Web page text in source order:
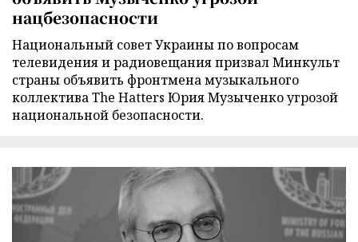
нацбезопасности
Национальный совет Украины по вопросам
телевидения и радиовещания призвал Минкульт
страны объявить фронтмена музыкального
коллектива The Hatters Юрия Музыченко угрозой
национальной безопасности.